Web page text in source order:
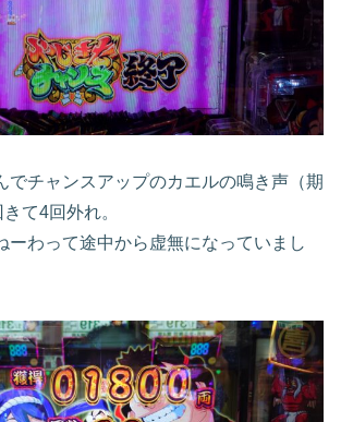
でチャンスアップのカエルの鳴き声（期
て4回外れ。
ーわって途中から虚無になっていまし